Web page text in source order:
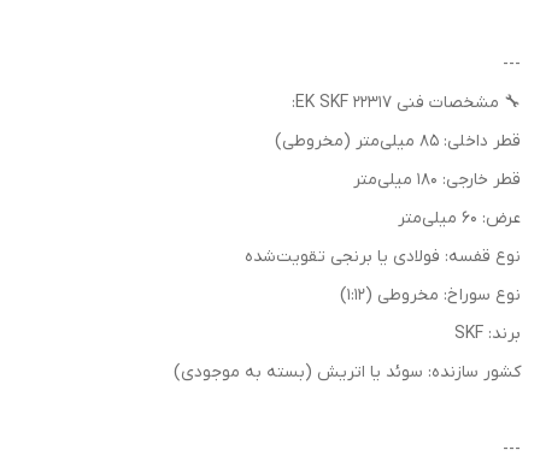
---
🔧 مشخصات فنی 22317 EK SKF:
قطر داخلی: 85 میلی‌متر (مخروطی)
قطر خارجی: 180 میلی‌متر
عرض: 60 میلی‌متر
نوع قفسه: فولادی یا برنجی تقویت‌شده
نوع سوراخ: مخروطی (1:12)
برند: SKF
کشور سازنده: سوئد یا اتریش (بسته به موجودی)
---